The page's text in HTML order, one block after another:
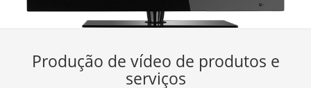
Produção de vídeo de produtos e
serviços